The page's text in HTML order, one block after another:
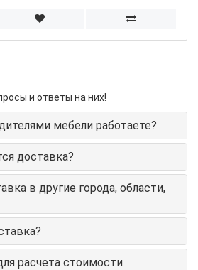
и ответы на них!
мебели работаете?
доставка?
в другие города, области,
расчета стоимости